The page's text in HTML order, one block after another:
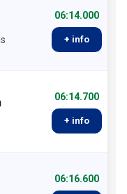
06:14.000
+ info
06:14.700
+ info
06:16.600